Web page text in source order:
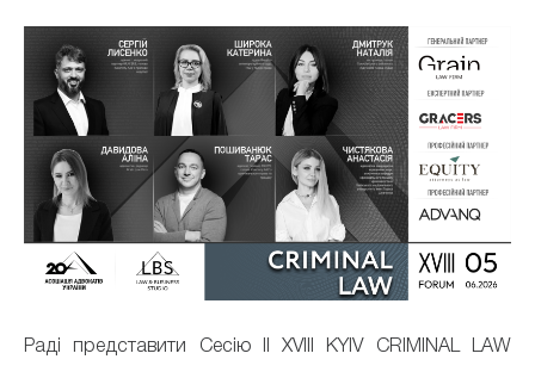
Раді представити Сесію ІІ XVIII KYIV CRIMINAL LAW